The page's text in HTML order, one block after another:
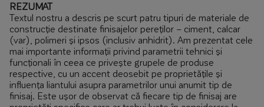
REZUMAT
Textul nostru a descris pe scurt patru tipuri de materiale de
construcție destinate finisajelor pereților – ciment, calcar
(var), polimeri și ipsos (inclusiv anhidrit). Am prezentat cele
mai importante informații privind parametrii tehnici și
funcționali în ceea ce privește grupele de produse
respective, cu un accent deosebit pe proprietățile și
influența liantului asupra parametrilor unui anumit tip de
finisaj. Este ușor de observat că fiecare tip de finisaj are